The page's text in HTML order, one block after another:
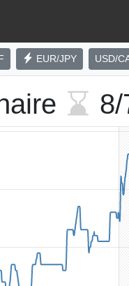
EUR/JPY USD/